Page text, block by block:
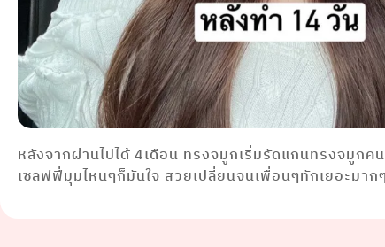
หลังจากผ่านไปได้ 4เดือน ทรงจมูกเริ่มรัดแกนทรงจมูก
เซลฟฟี่มุมไหนๆก็มันใจ สวยเปลี่ยนจนเพื่อนๆทักเยอะมาก